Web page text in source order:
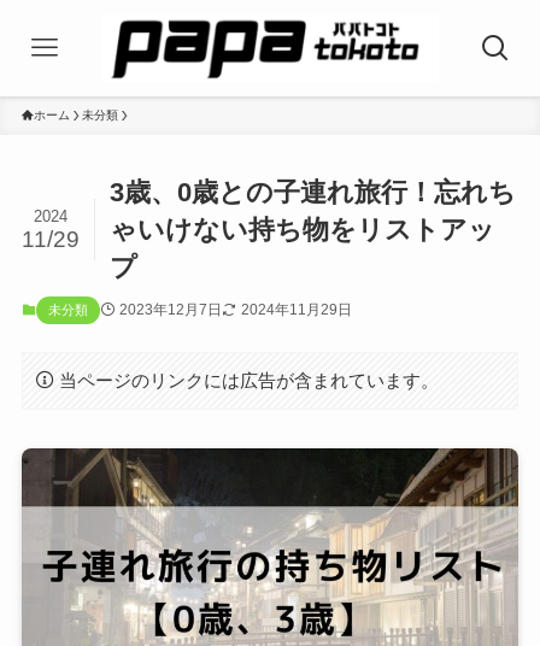
ホーム 未分類
3歳、0歳との子連れ旅行！忘れち
ゃいけない持ち物をリストアッ
プ
2024
11/29
未分類 2023年12月7日 2024年11月29日
当ページのリンクには広告が含まれています。